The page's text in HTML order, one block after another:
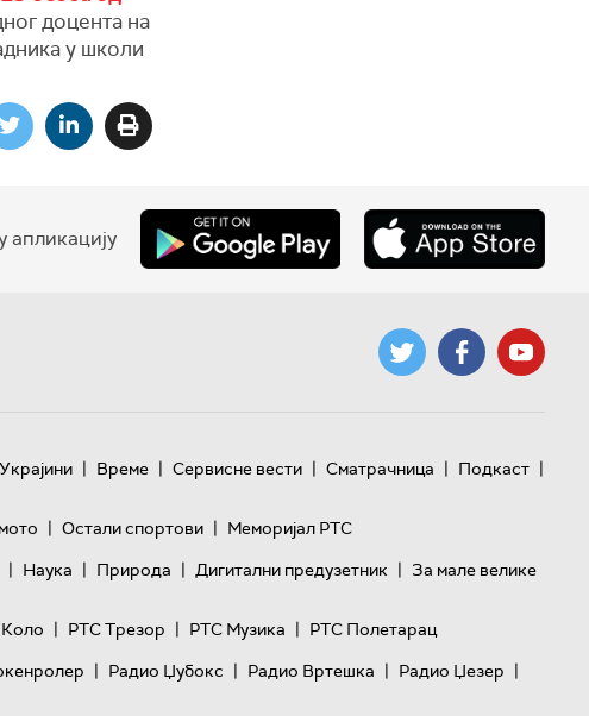
доцента на
у школи
| Време | Сервисне вести | Сматрачница | Подкаст |
| Остали спортови | Меморијал РТС
| Наука | Природа | Дигитални предузетник | За мале велике
| РТС Трезор | РТС Музика | РТС Полетарац
| Радио Џубокс | Радио Вртешка | Радио Џезер |